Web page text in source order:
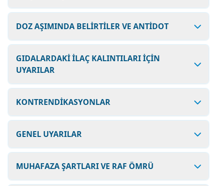
DOZ AŞIMINDA BELİRTİLER VE ANTİDOT
GIDALARDAKİ İLAÇ KALINTILARI İÇİN
UYARILAR
KONTRENDİKASYONLAR
GENEL UYARILAR
MUHAFAZA ŞARTLARI VE RAF ÖMRÜ